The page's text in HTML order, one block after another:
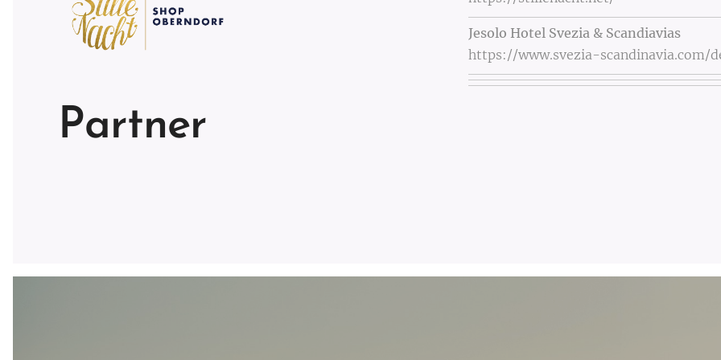
Partner
Jesolo Hotel Svezia & Scandiavias
https://www.svezia-scandinavia.com/